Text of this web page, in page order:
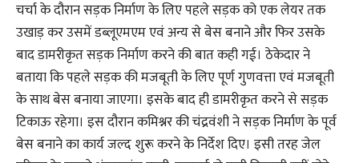
चर्चा के दौरान सड़क निर्माण के लिए पहले सड़क को एक लेयर तक
उखाड़ कर उसमें डब्लूएमएम एवं अन्य से बेस बनाने और फिर उसके
बाद डामरीकृत सड़क निर्माण करने की बात कही गई। ठेकेदार ने
बताया कि पहले सड़क की मजबूती के लिए पूर्ण गुणवत्ता एवं मजबूती
के साथ बेस बनाया जाएगा। इसके बाद ही डामरीकृत करने से सड़क
टिकाऊ रहेगा। इस दौरान कमिश्नर की चंद्रवंशी ने सड़क निर्माण के पूर्व
बेस बनाने का कार्य जल्द शुरू करने के निर्देश दिए। इसी तरह जेल